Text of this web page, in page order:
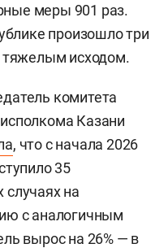
меры 901 раз.
произошло три
тяжелым исходом.
комитета
Казани
, что с начала 2026
35
на
с аналогичным
вырос на 26% — в